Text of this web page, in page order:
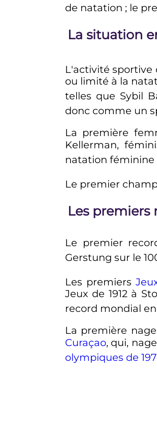
de natation ; le
La situation
L'activité
ou limité à la
telles que Sybil
donc comme un
La première
Kellerman,
natation féminine
Le premier
Les premiers
Le premier
Gerstung sur le
Les premiers
Jeux de 1912 à
record mondial en
La première
Curaçao, qui,
olympiques de